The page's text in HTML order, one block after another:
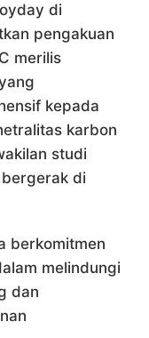
di
pengakuan
merilis
kepada
karbon
studi
di
berkomitmen
melindungi
dan